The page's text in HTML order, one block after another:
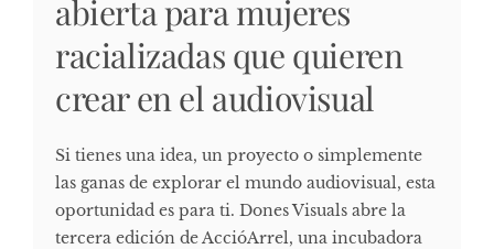
abierta para mujeres
racializadas que quieren
crear en el audiovisual
Si tienes una idea, un proyecto o simplemente
las ganas de explorar el mundo audiovisual, esta
oportunidad es para ti. Dones Visuals abre la
tercera edición de AccióArrel, una incubadora